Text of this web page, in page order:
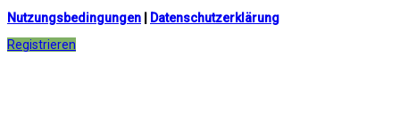
Nutzungsbedingungen
Datenschutzerklärung
Registrieren